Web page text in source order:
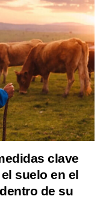
clave
suelo en el
de su